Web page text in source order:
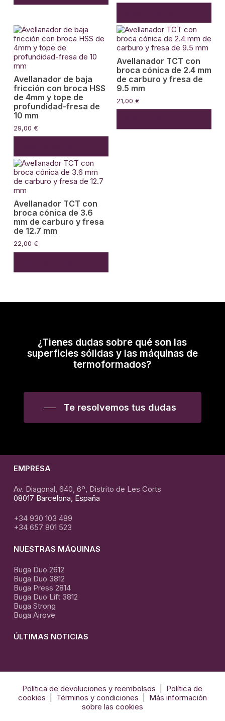
Avellanador de baja
fricción con broca HSS
de 4mm y tope de
profundidad-fresa de
10 mm
29,00 €
Avellanador TCT con
broca cónica de 2.4 mm
de carburo y fresa de
9.5 mm
21,00 €
Avellanador TCT con
broca cónica de 3.6
mm de carburo y fresa
de 12.7 mm
22,00 €
¿Tienes dudas sobre qué son las
superficies sólidas y las máquinas de
termoformados?
Te resolvemos tus dudas
EMPRESA
Av. Diagonal, 640, 6º, Distrito de Les Corts
08017 Barcelona, España
+34 930 103 489
+34 657 801 523
NUESTRAS MÁQUINAS
Buga Duo 2612
Buga Duo 3812
Buga Press 2814
Buga Duo Lift 3812
Buga Strong
Buga Airove
ÚLTIMAS NOTICIAS
Arte
la
termo
Política de devoluciones y reembolsos
Política de
cookies
Términos y condiciones
Más información
sobre las cookies